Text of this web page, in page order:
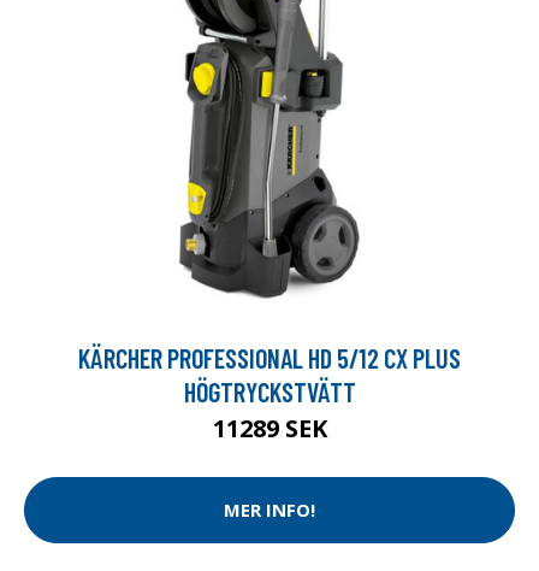
KÄRCHER PROFESSIONAL HD 5/12 CX PLUS
HÖGTRYCKSTVÄTT
11289 SEK
MER INFO!